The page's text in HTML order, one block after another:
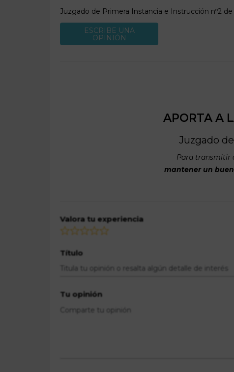
Juzgado de Primera Instancia e Instrucción nº2 de
ESCRIBE UNA
OPINIÓN
APORTA A
Juzgado
Para transmitir
mantener un
Valora tu experiencia
Título
Tu opinión